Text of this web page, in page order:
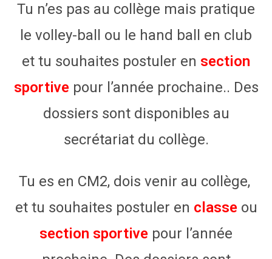
Tu n’es pas au collège mais pratique
le volley-ball ou le hand ball en club
et tu souhaites postuler en section
sportive pour l’année prochaine.. Des
dossiers sont disponibles au
secrétariat du collège.
Tu es en CM2, dois venir au collège,
et tu souhaites postuler en classe ou
section sportive pour l’année